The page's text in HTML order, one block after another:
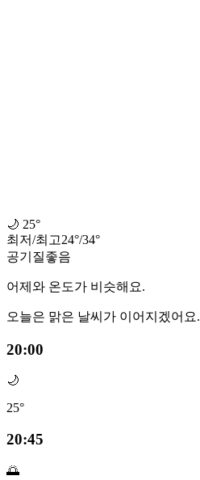
🌙 25°
최저/최고24°/34°
공기질좋음
어제와 온도가 비슷해요.
오늘은 맑은 날씨가 이어지겠어요.
20:00
🌙
25°
20:45
🌅